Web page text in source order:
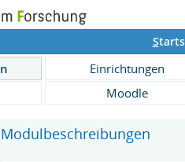
S
Einrichtungen
Moodle
Modulbeschreibungen